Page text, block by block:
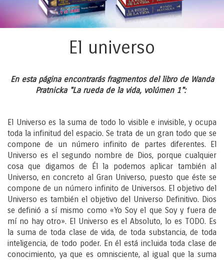
El universo
En esta página encontrarás fragmentos del libro de Wanda
Pratnicka "La rueda de la vida, volúmen 1":
El Universo es la suma de todo lo visible e invisible, y ocupa
toda la infinitud del espacio. Se trata de un gran todo que se
compone de un número infinito de partes diferentes. El
Universo es el segundo nombre de Dios, porque cualquier
cosa que digamos de Él la podemos aplicar también al
Universo, en concreto al Gran Universo, puesto que éste se
compone de un número infinito de Universos. El objetivo del
Universo es también el objetivo del Universo Definitivo. Dios
se definió a sí mismo como «Yo Soy el que Soy y fuera de
mí no hay otro». El Universo es el Absoluto, lo es TODO. Es
la suma de toda clase de vida, de toda substancia, de toda
inteligencia, de todo poder. En él está incluida toda clase de
conocimiento, ya que es omnisciente, al igual que la suma